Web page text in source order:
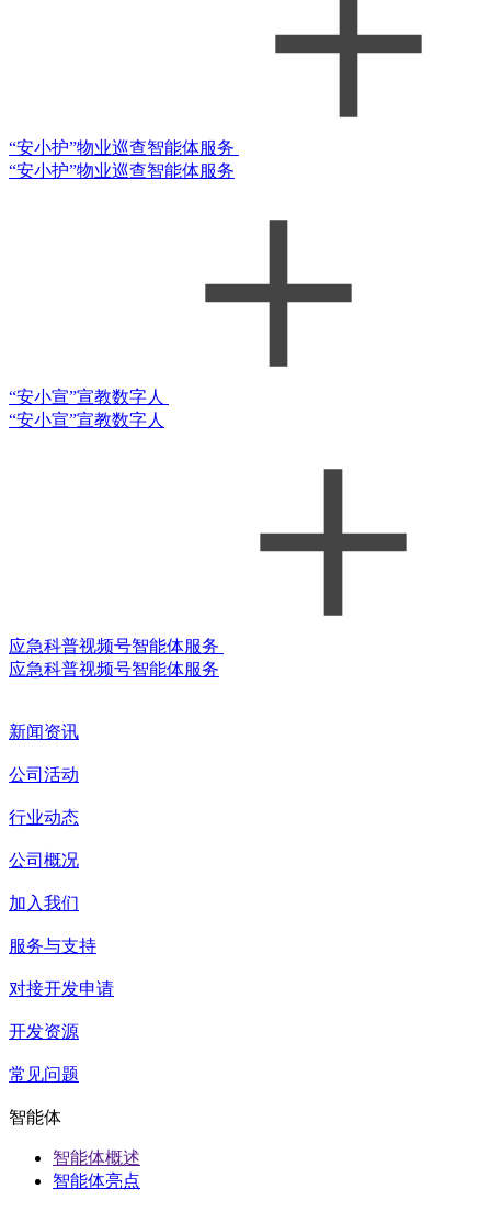
“安小护”物业巡查智能体服务
“安小护”物业巡查智能体服务
“安小宣”宣教数字人
“安小宣”宣教数字人
应急科普视频号智能体服务
应急科普视频号智能体服务
新闻资讯
公司活动
行业动态
公司概况
加入我们
服务与支持
对接开发申请
开发资源
常见问题
智能体
智能体概述
智能体亮点